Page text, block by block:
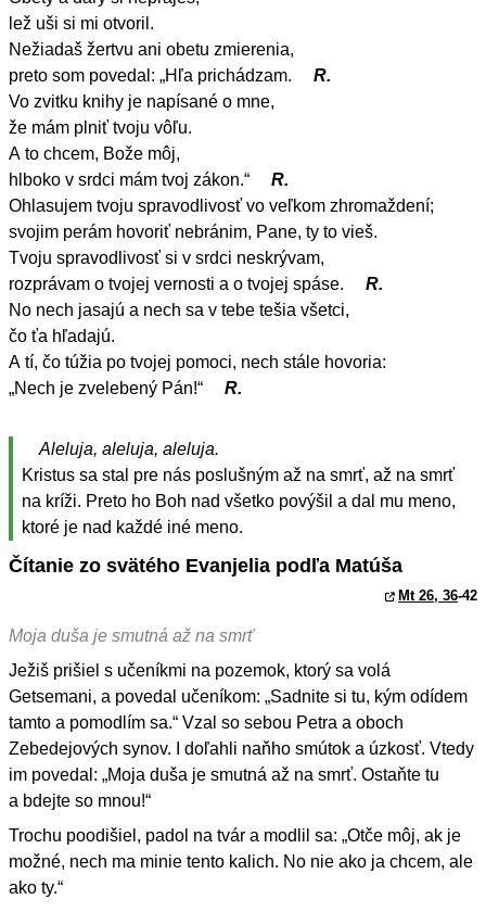
lež uši si mi otvoril.
Nežiadaš žertvu ani obetu zmierenia,
preto som povedal: „Hľa prichádzam.
R.
Vo zvitku knihy je napísané o mne,
že mám plniť tvoju vôľu.
A to chcem, Bože môj,
hlboko v srdci mám tvoj zákon.“
R.
Ohlasujem tvoju spravodlivosť vo veľkom zhromaždení;
svojim perám hovoriť nebránim, Pane, ty to vieš.
Tvoju spravodlivosť si v srdci neskrývam,
rozprávam o tvojej vernosti a o tvojej spáse.
R.
No nech jasajú a nech sa v tebe tešia všetci,
čo ťa hľadajú.
A tí, čo túžia po tvojej pomoci, nech stále hovoria:
„Nech je zvelebený Pán!“
R.
Aleluja, aleluja, aleluja.
Kristus sa stal pre nás poslušným až na smrť, až na smrť
na kríži. Preto ho Boh nad všetko povýšil a dal mu meno,
ktoré je nad každé iné meno.
Čítanie zo svätého Evanjelia podľa Matúša
Mt 26, 36-42
Moja duša je smutná až na smrť
Ježiš prišiel s učeníkmi na pozemok, ktorý sa volá
Getsemani, a povedal učeníkom: „Sadnite si tu, kým odídem
tamto a pomodlím sa.“ Vzal so sebou Petra a oboch
Zebedejových synov. I doľahli naňho smútok a úzkosť. Vtedy
im povedal: „Moja duša je smutná až na smrť. Ostaňte tu
a bdejte so mnou!“
Trochu poodišiel, padol na tvár a modlil sa: „Otče môj, ak je
možné, nech ma minie tento kalich. No nie ako ja chcem, ale
ako ty.“